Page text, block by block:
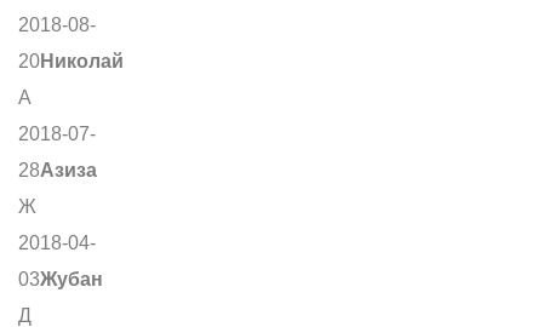
2018-08-
20Николай
А
2018-07-
28Азиза
Ж
2018-04-
03Жубан
Д